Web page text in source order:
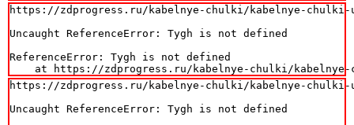
https://zdprogress.ru/kabelnye-chulki/kabelnye-chulki-
Uncaught ReferenceError: Tygh is not defined
ReferenceError: Tygh is not defined
at https://zdprogress.ru/kabelnye-chulki/
https://zdprogress.ru/kabelnye-chulki/kabelnye-chulki-
Uncaught ReferenceError: Tygh is not defined